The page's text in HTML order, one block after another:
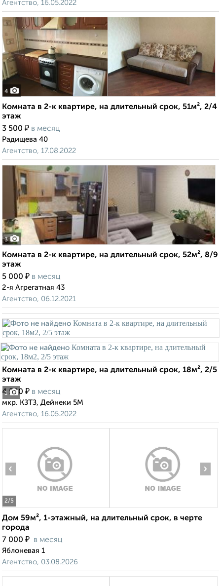
Агентство, 16.05.2022
4
Комната в 2-к квартире, на длительный срок, 51м², 2/4
этаж
3 500 ₽ в месяц
Радищева 40
Агентство, 17.08.2022
3
Комната в 2-к квартире, на длительный срок, 52м², 8/9
этаж
5 000 ₽ в месяц
2-я Агрегатная 43
Агентство, 06.12.2021
1
Комната в 2-к квартире, на длительный срок, 18м², 2/5
этаж
4 500 ₽ в месяц
мкр. КЗТЗ, Дейнеки 5М
Агентство, 16.05.2022
2/5
‹ ›
Дом 59м², 1-этажный, на длительный срок, в черте
города
7 000 ₽ в месяц
Яблоневая 1
Агентство, 03.08.2026